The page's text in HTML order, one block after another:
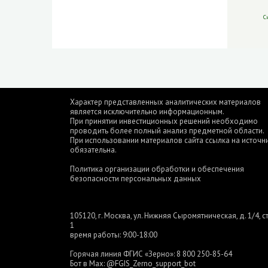
Характер представленных аналитических материалов
является исключительно информационным.
При принятии инвестиционных решений необходимо
проводить более полный анализ предметной области.
При использовании материалов сайта ссылка на
обязательна.
Политика организации обработки и обеспечения
безопасности персональных данных
105120, г. Москва, ул. Нижняя Сыромятническая, д. 1/4,
1
время работы: 9:00-18:00
Горячая линия ФГИС «Зерно»: 8 800 250-85-64
Бот в Max: @FGIS_Zerno_support_bot